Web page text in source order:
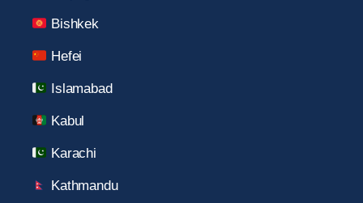
Bishkek
Hefei
Islamabad
Kabul
Karachi
Kathmandu